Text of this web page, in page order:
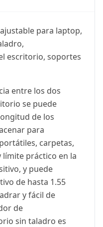
para laptop,
escritorio, soportes
entre los dos
se puede
de los
para
carpetas,
límite práctico en la
y puede
de hasta 1.55
y fácil de
de
sin taladro es